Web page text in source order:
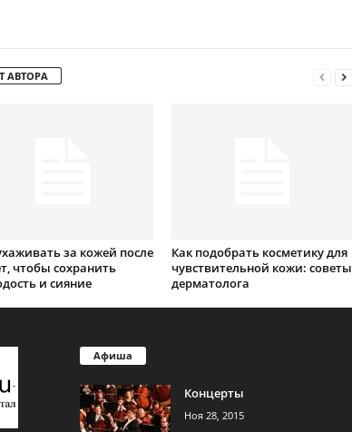
АВТОРА
за кожей после
чтобы сохранить
и сияние
Как подобрать косметику для
чувствительной кожи: советы
дерматолога
Афиша
Концерты
Ноя 28, 2015